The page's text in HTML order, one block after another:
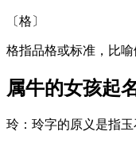
〔格〕
格指品格或标准，比
属牛的女孩起
玲：玲字的原义是指